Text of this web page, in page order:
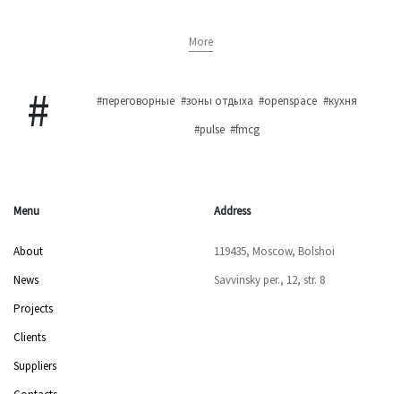
More
#переговорные #зоны отдыха #openspace #кухня
#pulse #fmcg
Menu
About
News
Projects
Clients
Suppliers
Address
119435, Moscow, Bolshoi
Savvinsky per., 12, str. 8